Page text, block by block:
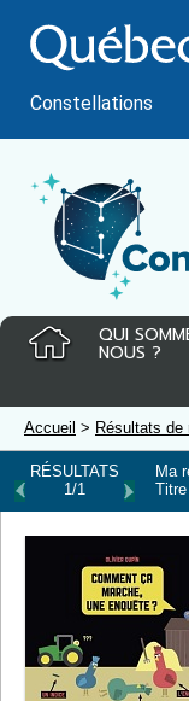
au
contenu
Constellations
QUI
NOUS ?
Accueil > Résultats de
RÉSULTATS
1/1
Ma